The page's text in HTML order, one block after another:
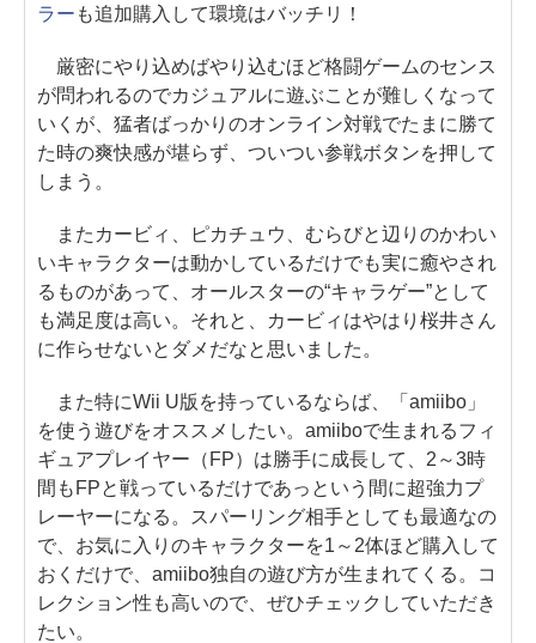
ラー も追加購入して環境はバッチリ！
厳密にやり込めばやり込むほど格闘ゲームのセンス
が問われるのでカジュアルに遊ぶことが難しくなって
いくが、猛者ばっかりのオンライン対戦でたまに勝て
た時の爽快感が堪らず、ついつい参戦ボタンを押して
しまう。
またカービィ、ピカチュウ、むらびと辺りのかわい
いキャラクターは動かしているだけでも実に癒やされ
るものがあって、オールスターの“キャラゲー”として
も満足度は高い。それと、カービィはやはり桜井さん
に作らせないとダメだなと思いました。
また特にWii U版を持っているならば、「amiibo」
を使う遊びをオススメしたい。amiiboで生まれるフィ
ギュアプレイヤー（FP）は勝手に成長して、2～3時
間もFPと戦っているだけであっという間に超強力プ
レーヤーになる。スパーリング相手としても最適なの
で、お気に入りのキャラクターを1～2体ほど購入して
おくだけで、amiibo独自の遊び方が生まれてくる。コ
レクション性も高いので、ぜひチェックしていただき
たい。